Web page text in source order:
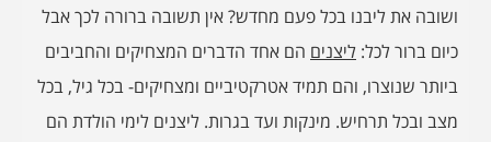
ושובה את ליבנו בכל פעם מחדש? אין תשובה ברורה לכך אבל
כיום ברור לכל: ליצנים הם אחד הדברים המצחיקים והחביבים
ביותר שנוצרו, והם תמיד אטרקטיביים ומצחיקים- בכל גיל, בכל
מצב ובכל תרחיש. מינקות ועד בגרות. ליצנים לימי הולדת הם